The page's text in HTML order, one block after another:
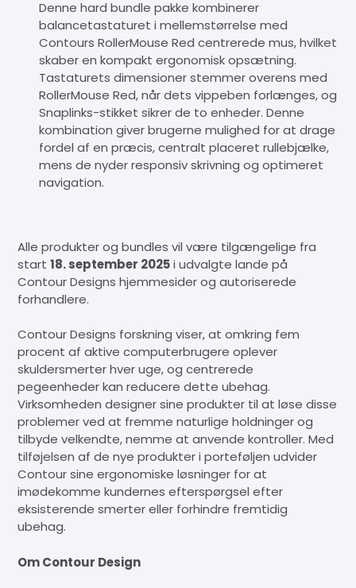
Denne hard bundle pakke kombinerer
balancetastaturet i mellemstørrelse med
Contours RollerMouse Red centrerede mus, hvilket
skaber en kompakt ergonomisk opsætning.
Tastaturets dimensioner stemmer overens med
RollerMouse Red, når dets vippeben forlænges, og
Snaplinks-stikket sikrer de to enheder. Denne
kombination giver brugerne mulighed for at drage
fordel af en præcis, centralt placeret rullebjælke,
mens de nyder responsiv skrivning og optimeret
navigation.
Alle produkter og bundles vil være tilgængelige fra
start18. september 2025i udvalgte lande på
Contour Designs hjemmesider og autoriserede
forhandlere.
Contour Designs forskning viser, at omkring fem
procent af aktive computerbrugere oplever
skuldersmerter hver uge, og centrerede
pegeenheder kan reducere dette ubehag.
Virksomheden designer sine produkter til at løse disse
problemer ved at fremme naturlige holdninger og
tilbyde velkendte, nemme at anvende kontroller. Med
tilføjelsen af de nye produkter i porteføljen udvider
Contour sine ergonomiske løsninger for at
imødekomme kundernes efterspørgsel efter
eksisterende smerter eller forhindre fremtidig
ubehag.
Om Contour Design